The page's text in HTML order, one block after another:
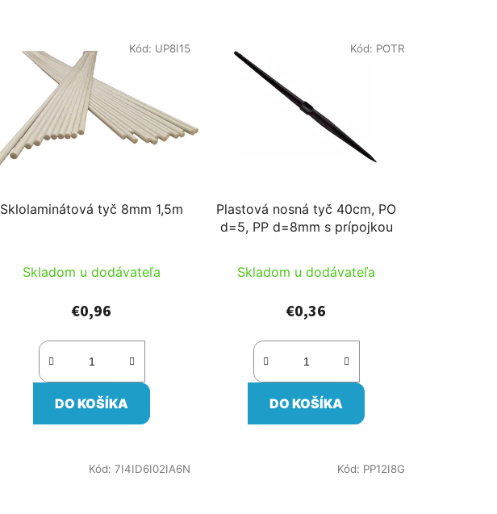
Sklolaminátová tyč 8mm 1,5m
Skladom u dodávateľa
€0,96
DO KOŠÍKA
Kód: UP8I15
Plastová nosná tyč 40cm, PO
d=5, PP d=8mm s prípojkou
Skladom u dodávateľa
€0,36
DO KOŠÍKA
Kód: POTR
Kód: 7I4ID6I02IA6N Kód: PP12I8G